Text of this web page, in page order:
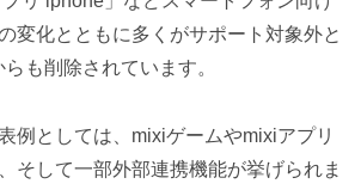
変化とともに多くがサポート対象外と
も削除されています。
例としては、mixiゲームやmixiアプリ
そして一部外部連携機能が挙げられま